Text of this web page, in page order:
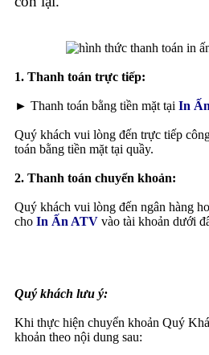
1. Thanh toán trực tiếp:
► Thanh toán bằng tiền mặt tại In
Quý khách vui lòng đến trực tiếp
toán bằng tiền mặt tại quầy.
2. Thanh toán chuyển khoản:
Quý khách vui lòng đến ngân hàng
cho In Ấn ATV vào tài khoản dưới
Quý khách lưu ý:
Khi thực hiện chuyển khoản Quý
khoản theo nội dung sau: